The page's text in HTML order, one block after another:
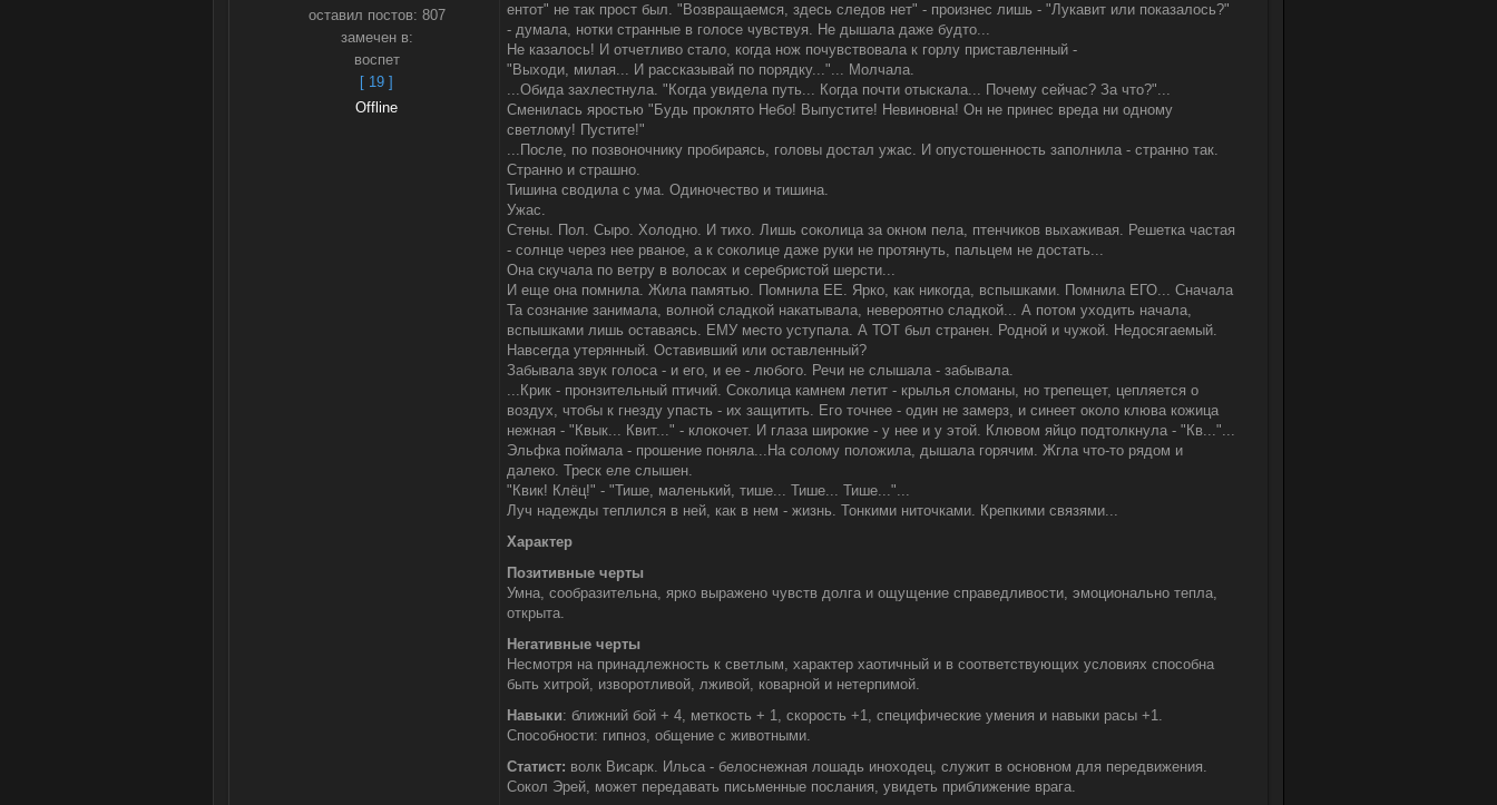
оставил постов: 807
замечен в:
воспет
[ 19 ]
Offline
ентот" не так прост был. "Возвращаемся, здесь следов нет" - произнес лишь - "Лукавит или показалось?"
- думала, нотки странные в голосе чувствуя. Не дышала даже будто...
Не казалось! И отчетливо стало, когда нож почувствовала к горлу приставленный -
"Выходи, милая... И рассказывай по порядку..."... Молчала.
...Обида захлестнула. "Когда увидела путь... Когда почти отыскала... Почему сейчас? За что?"...
Сменилась яростью "Будь проклято Небо! Выпустите! Невиновна! Он не принес вреда ни одному
светлому! Пустите!"
...После, по позвоночнику пробираясь, головы достал ужас. И опустошенность заполнила - странно так.
Странно и страшно.
Тишина сводила с ума. Одиночество и тишина.
Ужас.
Стены. Пол. Сыро. Холодно. И тихо. Лишь соколица за окном пела, птенчиков выхаживая. Решетка частая
- солнце через нее рваное, а к соколице даже руки не протянуть, пальцем не достать...
Она скучала по ветру в волосах и серебристой шерсти...
И еще она помнила. Жила памятью. Помнила ЕЕ. Ярко, как никогда, вспышками. Помнила ЕГО... Сначала
Та сознание занимала, волной сладкой накатывала, невероятно сладкой... А потом уходить начала,
вспышками лишь оставаясь. ЕМУ место уступала. А ТОТ был странен. Родной и чужой. Недосягаемый.
Навсегда утерянный. Оставивший или оставленный?
Забывала звук голоса - и его, и ее - любого. Речи не слышала - забывала.
...Крик - пронзительный птичий. Соколица камнем летит - крылья сломаны, но трепещет, цепляется о
воздух, чтобы к гнезду упасть - их защитить. Его точнее - один не замерз, и синеет около клюва кожица
нежная - "Квык... Квит..." - клокочет. И глаза широкие - у нее и у этой. Клювом яйцо подтолкнула - "Кв..."...
Эльфка поймала - прошение поняла...На солому положила, дышала горячим. Жгла что-то рядом и
далеко. Треск еле слышен.
"Квик! Клёц!" - "Тише, маленький, тише... Тише... Тише..."...
Луч надежды теплился в ней, как в нем - жизнь. Тонкими ниточками. Крепкими связями...
Характер
Позитивные черты
Умна, сообразительна, ярко выражено чувств долга и ощущение справедливости, эмоционально тепла,
открыта.
Негативные черты
Несмотря на принадлежность к светлым, характер хаотичный и в соответствующих условиях способна
быть хитрой, изворотливой, лживой, коварной и нетерпимой.
Навыки: ближний бой + 4, меткость + 1, скорость +1, специфические умения и навыки расы +1.
Способности: гипноз, общение с животными.
Статист: волк Висарк. Ильса - белоснежная лошадь иноходец, служит в основном для передвижения.
Сокол Эрей, может передавать письменные послания, увидеть приближение врага.